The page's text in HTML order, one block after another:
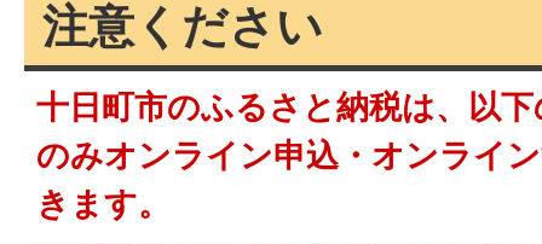
注意ください
十日町市のふるさと納税は、以
のみオンライン申込・オンライ
きます。